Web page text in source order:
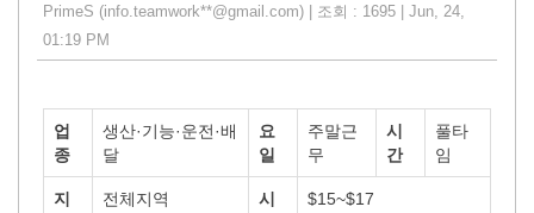
PrimeS (info.teamwork**@gmail.com) | 조회 : 1695 | Jun, 24,
01:19 PM
업
종
생산·기능·운전·배
달
요
일
주말근
무
시
간
풀타
임
지
전체지역
시
$15~$17